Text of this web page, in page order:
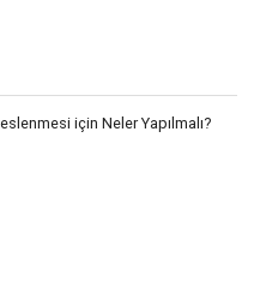
için Neler Yapılmalı?